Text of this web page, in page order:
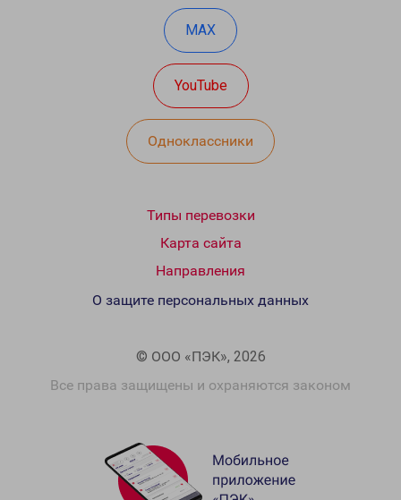
MAX
YouTube
Одноклассники
Типы перевозки
Карта сайта
Направления
© ООО «ПЭК», 2026
Все права защищены и охраняются законом
О защите персональных данных